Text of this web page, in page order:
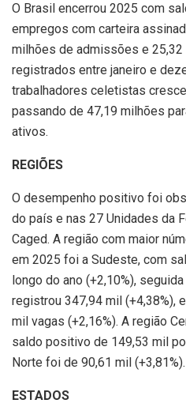
O Brasil encerrou 2025 com
empregos com carteira
milhões de admissões e
registrados entre janeiro e
trabalhadores celetistas
passando de 47,19 milhões
ativos.
REGIÕES
O desempenho positivo foi
do país e nas 27 Unidades da
Caged. A região com maior
em 2025 foi a Sudeste, com
longo do ano (+2,10%),
registrou 347,94 mil (+4,38%),
mil vagas (+2,16%). A região
saldo positivo de 149,53 mil
Norte foi de 90,61 mil (+3,81%).
ESTADOS